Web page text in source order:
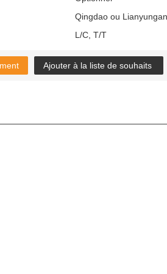
Qingdao ou
L/C, T/T
Ajouter à la liste de souhaits